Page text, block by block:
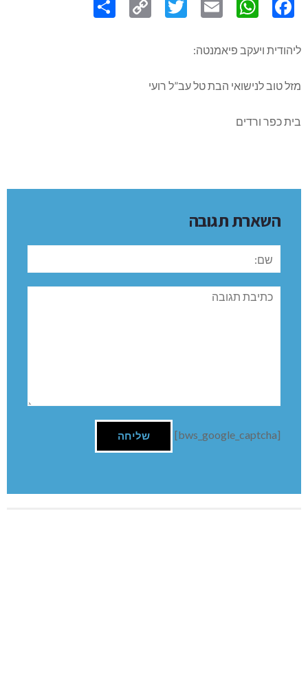
ליהודית ויעקב פיאמנטה:
מזל טוב לנישואי הבת טל עב”ל רועי
בית כפר ורדים
השארת תגובה
תגובה
[bws_google_captcha]